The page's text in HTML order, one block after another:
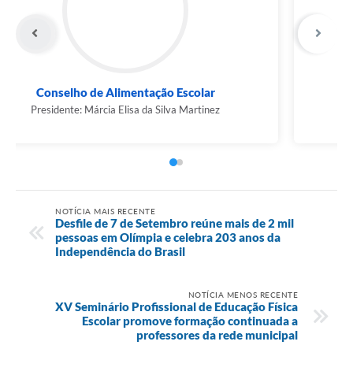
Conselho de Alimentação Escolar
Presidente: Márcia Elisa da Silva Martinez
NOTÍCIA MAIS RECENTE
Desfile de 7 de Setembro reúne mais de 2 mil
pessoas em Olímpia e celebra 203 anos da
Independência do Brasil
NOTÍCIA MENOS RECENTE
XV Seminário Profissional de Educação Física
Escolar promove formação continuada a
professores da rede municipal